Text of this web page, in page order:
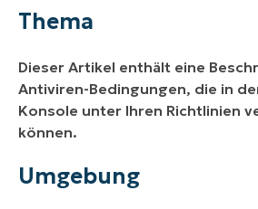
Zusätzliche Ressourcen:
Thema
Dieser Artikel enthält eine
Antiviren-Bedingungen, die in
Konsole unter Ihren Richtlinien
können.
Umgebung